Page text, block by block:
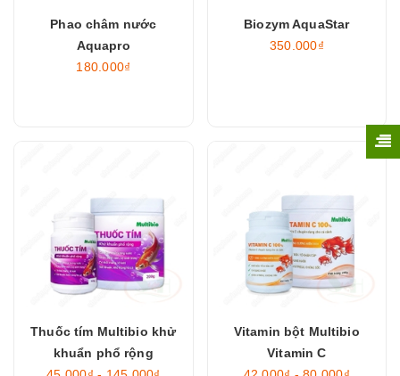
Phao châm nước
Aquapro
180.000₫
Biozym AquaStar
350.000₫
Thuốc tím Multibio khử
khuẩn phổ rộng
Vitamin bột Multibio
Vitamin C